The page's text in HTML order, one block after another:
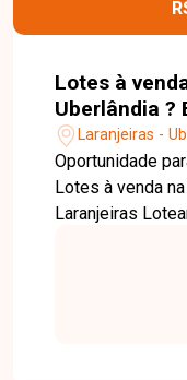
desejados de
Lotes à
Uberlândia ?
Laranjeiras -
Oportunidade
Lotes à venda na
Laranjeiras Loteamento Jardim Boa Vista 4 lotes
Quadra 6 ? Rua 2,
localização e